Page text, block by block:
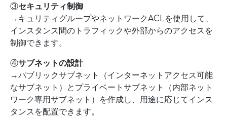
③セキュリティ制御
→キュリティグループやネットワークACLを使用して、
インスタンス間のトラフィックや外部からのアクセスを
制御できます。
④サブネットの設計
→パブリックサブネット（インターネットアクセス可能
なサブネット）とプライベートサブネット（内部ネット
ワーク専用サブネット）を作成し、用途に応じてインス
タンスを配置できます。